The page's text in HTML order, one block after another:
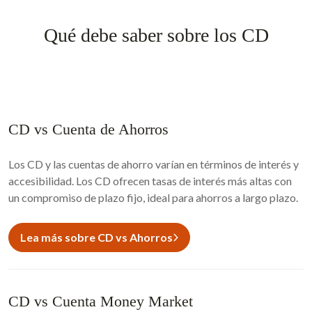
Qué debe saber sobre los CD
CD vs Cuenta de Ahorros
Los CD y las cuentas de ahorro varían en términos de interés y
accesibilidad. Los CD ofrecen tasas de interés más altas con
un compromiso de plazo fijo, ideal para ahorros a largo plazo.
Lea más sobre CD vs Ahorros
CD vs Cuenta Money Market